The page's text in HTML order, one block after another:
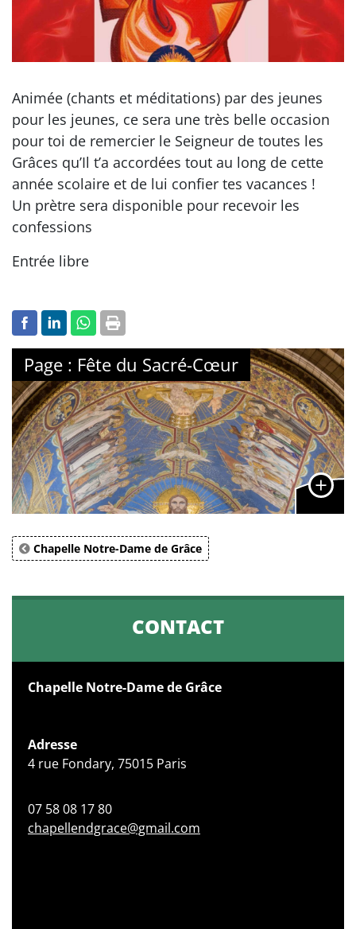
Animée (chants et méditations) par des jeunes
pour les jeunes, ce sera une très belle occasion
pour toi de remercier le Seigneur de toutes les
Grâces qu’Il t’a accordées tout au long de cette
année scolaire et de lui confier tes vacances !
Un prètre sera disponible pour recevoir les
confessions
Entrée libre
Page : Fête du Sacré-Cœur
Chapelle Notre-Dame de Grâce
CONTACT
Chapelle Notre-Dame de Grâce
Adresse
4 rue Fondary, 75015 Paris
07 58 08 17 80
chapellendgrace@gmail.com